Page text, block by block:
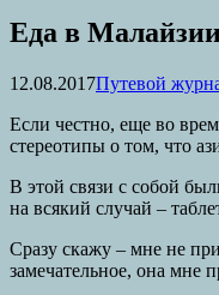
Еда в
12.08.2017Путевой
Если честно, еще во
стереотипы о том, что
В этой связи с собой
на всякий случай –
Сразу скажу – мне не
замечательное, она мне